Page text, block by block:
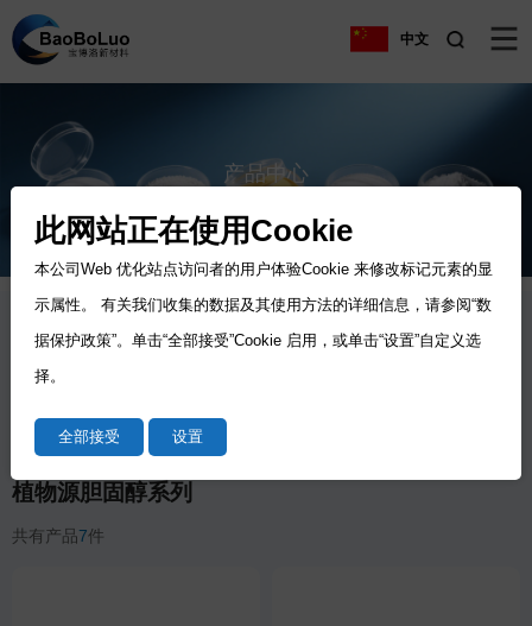
中文
产品中心
植物源胆固醇系列 医药中间体
植物源胆固醇系列
共有产品7件
此网站正在使用Cookie
本公司Web 优化站点访问者的用户体验Cookie 来修改标记元素的显
示属性。 有关我们收集的数据及其使用方法的详细信息，请参阅“数
据保护政策”。单击“全部接受”Cookie 启用，或单击“设置”自定义选
择。
全部接受 设置